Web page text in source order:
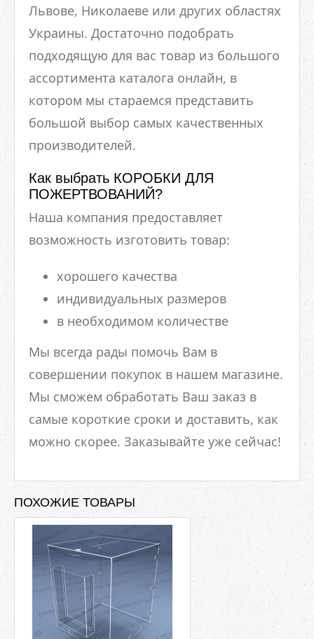
Львове, Николаеве или других областях
Украины. Достаточно подобрать
подходящую для вас товар из большого
ассортимента каталога онлайн, в
котором мы стараемся представить
большой выбор самых качественных
производителей.
Как выбрать КОРОБКИ ДЛЯ
ПОЖЕРТВОВАНИЙ?
Наша компания предоставляет
возможность изготовить товар:
хорошего качества
индивидуальных размеров
в необходимом количестве
Мы всегда рады помочь Вам в
совершении покупок в нашем магазине.
Мы сможем обработать Ваш заказ в
самые короткие сроки и доставить, как
можно скорее. Заказывайте уже сейчас!
ПОХОЖИЕ ТОВАРЫ